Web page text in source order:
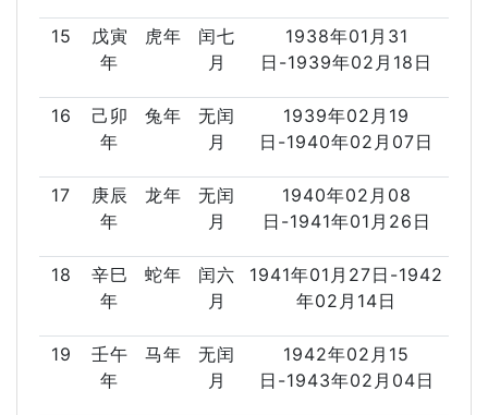
15
戊寅
年
虎年
闰七
月
1938年01月31
日-1939年02月18日
16
己卯
年
兔年
无闰
月
1939年02月19
日-1940年02月07日
17
庚辰
年
龙年
无闰
月
1940年02月08
日-1941年01月26日
18
辛巳
年
蛇年
闰六
月
1941年01月27日-1942
年02月14日
19
壬午
年
马年
无闰
月
1942年02月15
日-1943年02月04日